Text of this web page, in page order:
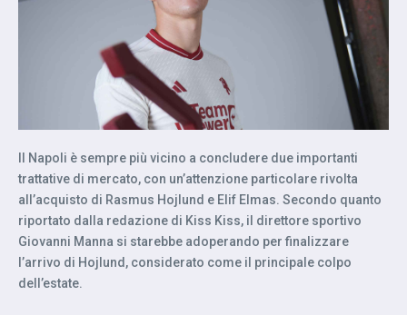
Il Napoli è sempre più vicino a concludere due importanti
trattative di mercato, con un’attenzione particolare rivolta
all’acquisto di Rasmus Hojlund e Elif Elmas. Secondo quanto
riportato dalla redazione di Kiss Kiss, il direttore sportivo
Giovanni Manna si starebbe adoperando per finalizzare
l’arrivo di Hojlund, considerato come il principale colpo
dell’estate.